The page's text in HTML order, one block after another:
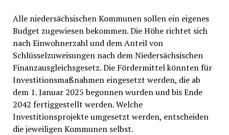
Alle niedersächsischen Kommunen sollen ein eigenes
Budget zugewiesen bekommen. Die Höhe richtet sich
nach Einwohnerzahl und dem Anteil von
Schlüsselzuweisungen nach dem Niedersächsischen
Finanzausgleichsgesetz. Die Fördermittel könnten für
Investitionsmaßnahmen eingesetzt werden, die ab
dem 1. Januar 2025 begonnen wurden und bis Ende
2042 fertiggestellt werden. Welche
Investitionsprojekte umgesetzt werden, entscheiden
die jeweiligen Kommunen selbst.